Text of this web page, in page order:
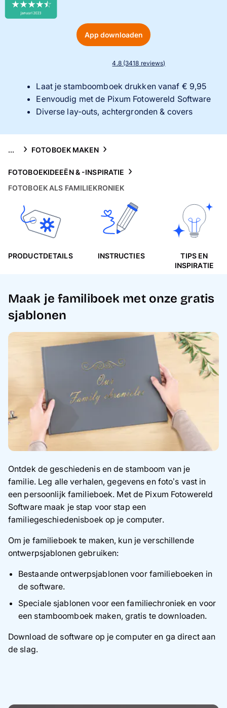
Gsm-hoesjes
4.8 (3418 reviews)
Laat je stamboomboek drukken vanaf € 9,95
Eenvoudig met de Pixum Fotowereld Software
Diverse lay-outs, achtergronden & covers
App downloaden
... FOTOBOEK MAKEN
FOTOBOEKIDEEËN & -INSPIRATIE
FOTOBOEK ALS FAMILIEKRONIEK
PRODUCTDETAILS INSTRUCTIES
TIPS EN
INSPIRATIE
Maak je familiboek met onze gratis
sjablonen
Ontdek de geschiedenis en de stamboom van je
familie. Leg alle verhalen, gegevens en foto’s vast in
een persoonlijk familieboek. Met de Pixum Fotowereld
Software maak je stap voor stap een
familiegeschiedenisboek op je computer.
Om je familieboek te maken, kun je verschillende
ontwerpsjablonen gebruiken:
Bestaande ontwerpsjablonen voor familieboeken in
de software.
Speciale sjablonen voor een familiechroniek en voor
een stamboomboek maken, gratis te downloaden.
Download de software op je computer en ga direct aan
de slag.